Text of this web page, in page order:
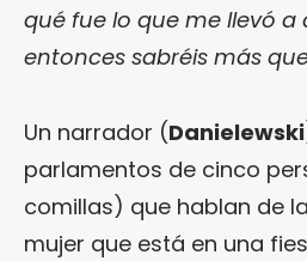
qué fue lo que me llevó a
entonces sabréis más
Un narrador (Danielewski
parlamentos de cinco
comillas) que hablan de
mujer que está en una